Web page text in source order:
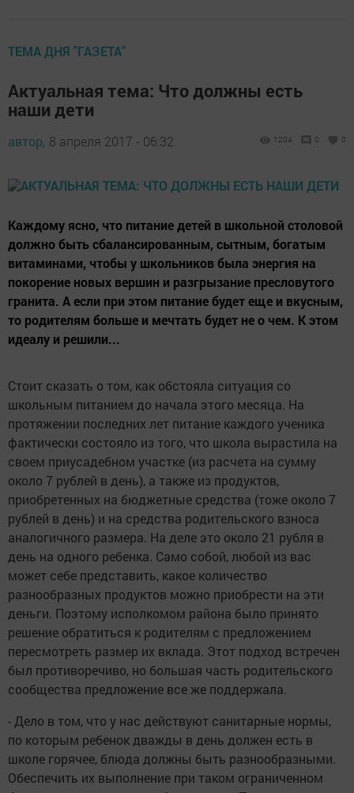
ТЕМА ДНЯ "ГАЗЕТА"
Актуальная тема: Что должны есть
наши дети
автор, 8 апреля 2017 - 06:32 1204 0 0
Каждому ясно, что питание детей в школьной столовой
должно быть сбалансированным, сытным, богатым
витаминами, чтобы у школьников была энергия на
покорение новых вершин и разгрызание пресловутого
гранита. А если при этом питание будет еще и вкусным,
то родителям больше и мечтать будет не о чем. К этом
идеалу и решили...
Стоит сказать о том, как обстояла ситуация со
школьным питанием до начала этого месяца. На
протяжении последних лет питание каждого ученика
фактически состояло из того, что школа вырастила на
своем приусадебном участке (из расчета на сумму
около 7 рублей в день), а также из продуктов,
приобретенных на бюджетные средства (тоже около 7
рублей в день) и на средства родительского взноса
аналогичного размера. На деле это около 21 рубля в
день на одного ребенка. Само собой, любой из вас
может себе представить, какое количество
разнообразных продуктов можно приобрести на эти
деньги. Поэтому исполкомом района было принято
решение обратиться к родителям с предложением
пересмотреть размер их вклада. Этот подход встречен
был противоречиво, но большая часть родительского
сообщества предложение все же поддержала.
- Дело в том, что у нас действуют санитарные нормы,
по которым ребенок дважды в день должен есть в
школе горячее, блюда должны быть разнообразными.
Обеспечить их выполнение при таком ограниченном